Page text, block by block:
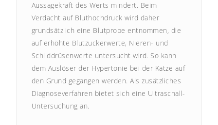
Aussagekraft des Werts mindert. Beim
Verdacht auf Bluthochdruck wird daher
grundsätzlich eine Blutprobe entnommen, die
auf erhöhte Blutzuckerwerte, Nieren- und
Schilddrüsenwerte untersucht wird. So kann
dem Auslöser der Hypertonie bei der Katze auf
den Grund gegangen werden. Als zusätzliches
Diagnoseverfahren bietet sich eine Ultraschall-
Untersuchung an.